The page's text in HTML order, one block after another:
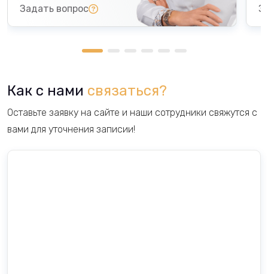
Задать вопрос
О сотруднике
Создание профессиональной команды
Опыт в управлении сложными процессами
Репутация ответственного лидера
Как с нами связаться?
Оставьте заявку на сайте и наши сотрудники свяжутся с
вами для уточнения записии!